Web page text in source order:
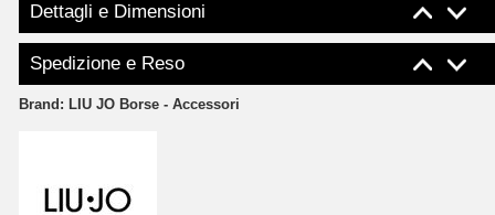
Dettagli e Dimensioni
Spedizione e Reso
Brand: LIU JO Borse - Accessori